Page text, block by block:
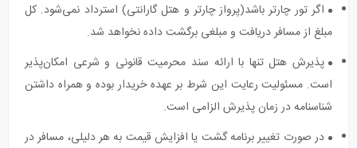
اگر تور چارتر باشد(پرواز چارتر و هتل گارانتی) استرداد نمی‌شود. کل
مبلغ از مسافر دریافت و مبلغی برگشت داده نخواهد شد.
پذیرش هتل تنها با ارائه سند محرمیت قانونی و شرعی امکان‌پذیر
است. مسئولیت رعایت این شرط بر عهده خریدار بوده و همراه داشتن
شناسنامه در زمان پذیرش الزامی است.
در صورت تغییر برنامه گشت یا افزایش قیمت به هر دلیلی، مسافر در